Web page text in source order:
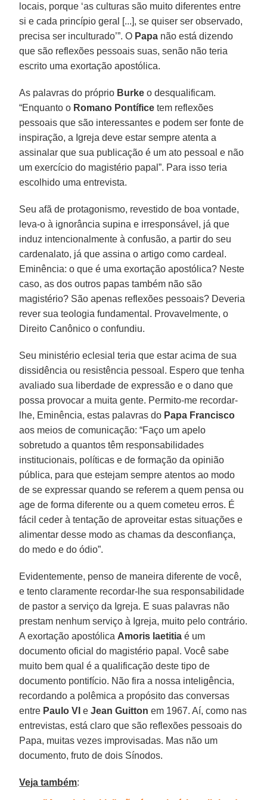
locais, porque ‘as culturas são muito diferentes entre
si e cada princípio geral [...], se quiser ser observado,
precisa ser inculturado’”. O Papa não está dizendo
que são reflexões pessoais suas, senão não teria
escrito uma exortação apostólica.
As palavras do próprio Burke o desqualificam.
“Enquanto o Romano Pontífice tem reflexões
pessoais que são interessantes e podem ser fonte de
inspiração, a Igreja deve estar sempre atenta a
assinalar que sua publicação é um ato pessoal e não
um exercício do magistério papal”. Para isso teria
escolhido uma entrevista.
Seu afã de protagonismo, revestido de boa vontade,
leva-o à ignorância supina e irresponsável, já que
induz intencionalmente à confusão, a partir do seu
cardenalato, já que assina o artigo como cardeal.
Eminência: o que é uma exortação apostólica? Neste
caso, as dos outros papas também não são
magistério? São apenas reflexões pessoais? Deveria
rever sua teologia fundamental. Provavelmente, o
Direito Canônico o confundiu.
Seu ministério eclesial teria que estar acima de sua
dissidência ou resistência pessoal. Espero que tenha
avaliado sua liberdade de expressão e o dano que
possa provocar a muita gente. Permito-me recordar-
lhe, Eminência, estas palavras do Papa Francisco
aos meios de comunicação: “Faço um apelo
sobretudo a quantos têm responsabilidades
institucionais, políticas e de formação da opinião
pública, para que estejam sempre atentos ao modo
de se expressar quando se referem a quem pensa ou
age de forma diferente ou a quem cometeu erros. É
fácil ceder à tentação de aproveitar estas situações e
alimentar desse modo as chamas da desconfiança,
do medo e do ódio”.
Evidentemente, penso de maneira diferente de você,
e tento claramente recordar-lhe sua responsabilidade
de pastor a serviço da Igreja. E suas palavras não
prestam nenhum serviço à Igreja, muito pelo contrário.
A exortação apostólica Amoris laetitia é um
documento oficial do magistério papal. Você sabe
muito bem qual é a qualificação deste tipo de
documento pontifício. Não fira a nossa inteligência,
recordando a polêmica a propósito das conversas
entre Paulo VI eJean Guitton em 1967. Aí, como nas
entrevistas, está claro que são reflexões pessoais do
Papa, muitas vezes improvisadas. Mas não um
documento, fruto de dois Sínodos.
Veja também: